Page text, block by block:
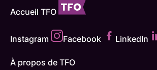
Accueil TFO
Instagram Facebook LinkedIn
À propos de TFO